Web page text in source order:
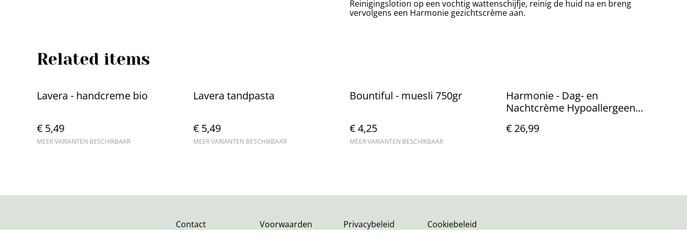
Reinigingslotion op een vochtig wattenschijfje, reinig de huid na en breng
vervolgens een Harmonie gezichtscrème aan.
Related items
Lavera - handcreme bio
€ 5,49
MEER VARIANTEN BESCHIKBAAR
Lavera tandpasta
€ 5,49
MEER VARIANTEN BESCHIKBAAR
Bountiful - muesli 750gr
€ 4,25
MEER VARIANTEN BESCHIKBAAR
Harmonie - Dag- en
Nachtcrème Hypoallergeen
€ 26,99
Contact Voorwaarden Privacybeleid Cookiebeleid